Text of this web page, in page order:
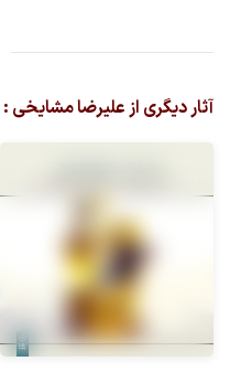
آثار دیگری از علیرضا مشایخی :